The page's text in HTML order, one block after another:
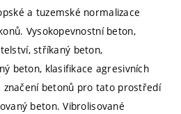
a tuzemské normalizace
Vysokopevnostní beton,
stříkaný beton,
beton, klasifikace agresivních
značení betonů pro tato prostředí
beton. Vibrolisované